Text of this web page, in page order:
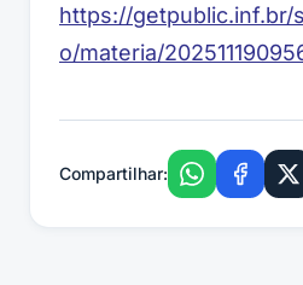
https://getpublic.inf.br/
o/materia/
Compartilhar: